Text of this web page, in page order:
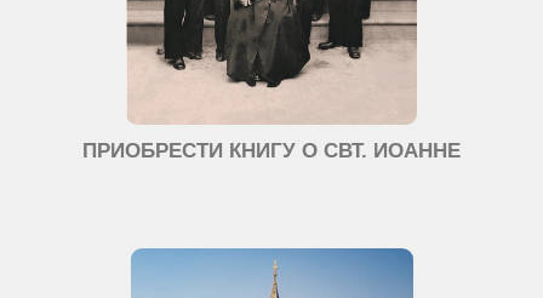
ПРИОБРЕСТИ КНИГУ О СВТ. ИОАННЕ